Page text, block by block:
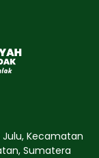
Julu, Kecamatan
Sumatera